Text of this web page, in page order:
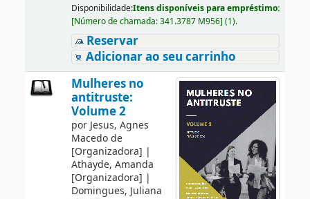
Disponibilidade:Itens disponíveis para empréstimo:
[Número de chamada:341.3787 M956] (1).
Reservar
Adicionar ao seu carrinho
Mulheres no
antitruste:
Volume 2
por Jesus, Agnes
Macedo de
[Organizadora] |
Athayde, Amanda
[Organizadora] |
Domingues, Juliana